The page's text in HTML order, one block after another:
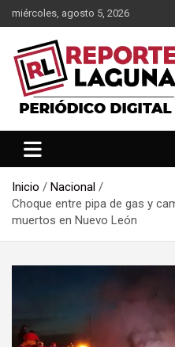
Saltar
al
contenido
miércoles, agosto 5, 2026
Reporte
Inicio
Nacional
Choque entre pipa de gas y
muertos en Nuevo León